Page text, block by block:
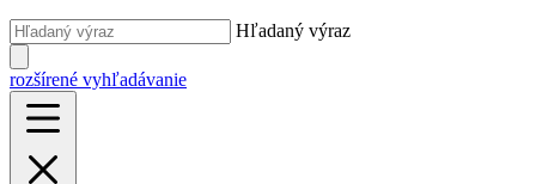
Hľadaný výraz
rozšírené vyhľadávanie